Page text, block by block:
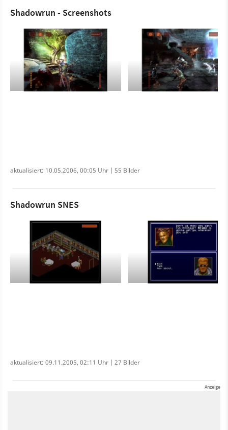
Shadowrun - Screenshots
aktualisiert: 10.05.2006, 00:05 Uhr | 55 Bilder
Shadowrun SNES
aktualisiert: 09.11.2005, 02:11 Uhr | 27 Bilder